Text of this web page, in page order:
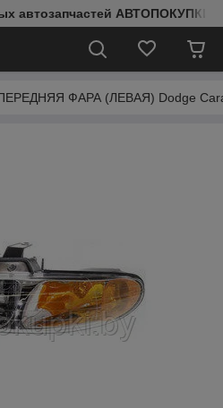
автозапчастей АВТОПОКУПКИ
ФАРА (ЛЕВАЯ) Dodge